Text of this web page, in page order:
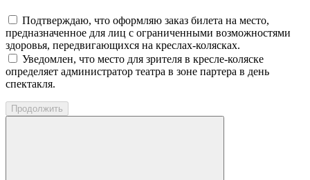
Подтверждаю, что оформляю заказ билета на место,
предназначенное для лиц с ограниченными возможностями
здоровья, передвигающихся на креслах-колясках.
Уведомлен, что место для зрителя в кресле-коляске
определяет администратор театра в зоне партера в день
спектакля.
Продолжить